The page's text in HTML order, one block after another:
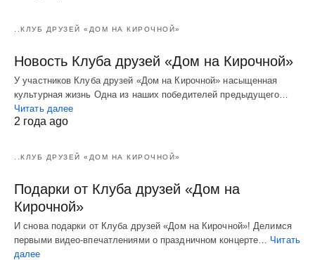
..КЛУБ ДРУЗЕЙ «ДОМ НА КИРОЧНОЙ»
Новость Клуба друзей «Дом на Кирочной»
У участников Клуба друзей «Дом на Кирочной» насыщенная
культурная жизнь Одна из наших победителей предыдущего…
Читать далее
2 года ago
..КЛУБ ДРУЗЕЙ «ДОМ НА КИРОЧНОЙ»
Подарки от Клуба друзей «Дом на
Кирочной»
И снова подарки от Клуба друзей «Дом на Кирочной»! Делимся
первыми видео-впечатлениями о праздничном концерте… Читать
далее